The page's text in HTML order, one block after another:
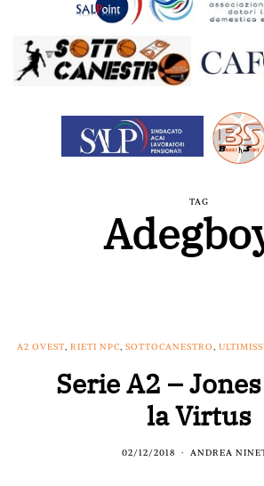
TAG
A2 OVEST, RIETI NPC, SOTTOCANESTRO,
Serie A2 –
la Virtus
02/12/2018 ANDREA